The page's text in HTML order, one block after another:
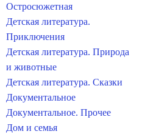
Остросюжетная
Детская литература.
Приключения
Детская литература. Природа
и животные
Детская литература. Сказки
Документальное
Документальное. Прочее
Дом и семья